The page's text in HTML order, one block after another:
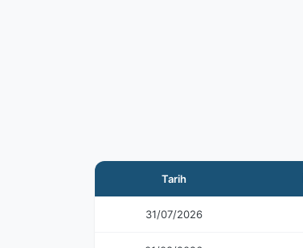
Tarih
31/07/2026